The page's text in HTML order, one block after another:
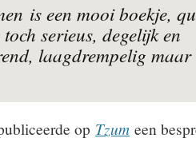
is een mooi boekje,
serieus, degelijk en
laagdrempelig
op Tzum een